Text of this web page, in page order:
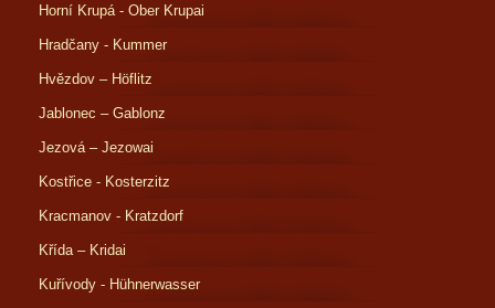
Horní Krupá - Ober Krupai
Hradčany - Kummer
Hvězdov – Höflitz
Jablonec – Gablonz
Jezová – Jezowai
Kostřice - Kosterzitz
Kracmanov - Kratzdorf
Křída – Kridai
Kuřívody - Hühnerwasser